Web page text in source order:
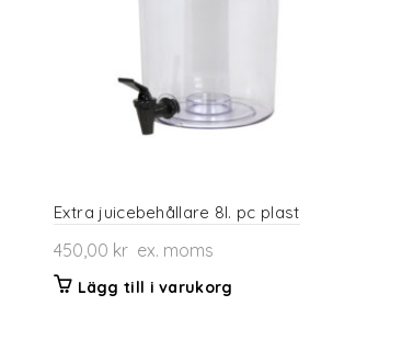
Extra juicebehållare 8l. pc plast
450,00 krex. moms
Lägg till i varukorg